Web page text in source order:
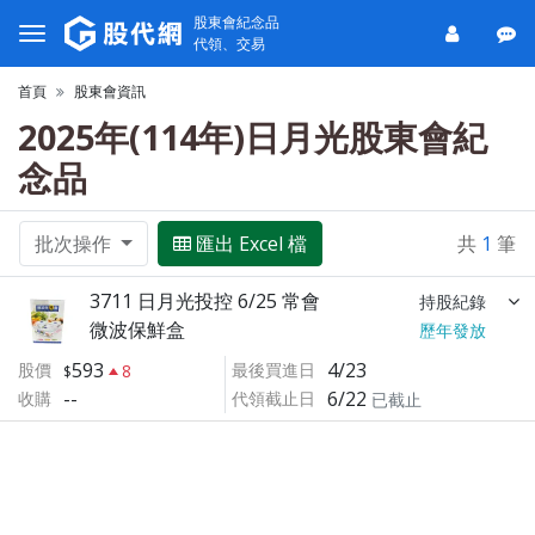
股東會紀念品
代領、交易
首頁 股東會資訊
2025年(114年)日月光股東會紀
念品
批次操作 匯出 Excel 檔 共 1 筆
3711 日月光投控 6/25 常會 持股紀錄
微波保鮮盒
歷年發放
股價
593
8
收購 --
最後買進日 4/23
代領截止日 6/22 已截止